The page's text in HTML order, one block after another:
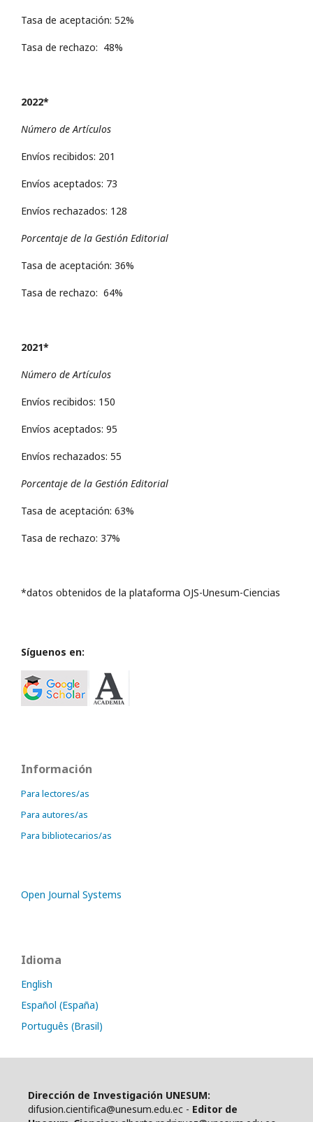
Tasa de aceptación: 52%
Tasa de rechazo: 48%
2022*
Número de Artículos
Envíos recibidos: 201
Envíos aceptados: 73
Envíos rechazados: 128
Porcentaje de la Gestión Editorial
Tasa de aceptación: 36%
Tasa de rechazo: 64%
2021*
Número de Artículos
Envíos recibidos: 150
Envíos aceptados: 95
Envíos rechazados: 55
Porcentaje de la Gestión Editorial
Tasa de aceptación: 63%
Tasa de rechazo: 37%
*datos obtenidos de la plataforma OJS-Unesum-Ciencias
Síguenos en:
Información
Para lectores/as
Para autores/as
Para bibliotecarios/as
Open Journal Systems
Idioma
English
Español (España)
Português (Brasil)
Dirección de Investigación UNESUM:
difusion.cientifica@unesum.edu.ec - Editor de